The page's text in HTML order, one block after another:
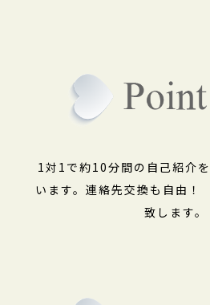
1対1で約10分間の自己紹介
います。連絡先交換も自由
致します。